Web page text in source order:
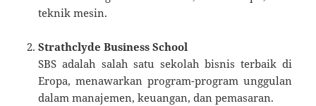
teknik mesin.
Strathclyde Business School
SBS adalah salah satu sekolah bisnis terbaik di
Eropa, menawarkan program-program unggulan
dalam manajemen, keuangan, dan pemasaran.